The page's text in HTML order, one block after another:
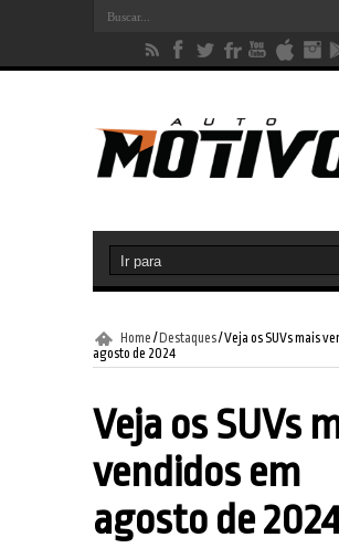
Home / Destaques/Veja os SUVs mais
agosto de 2024
Veja os SUVs
vendidos em
agosto de